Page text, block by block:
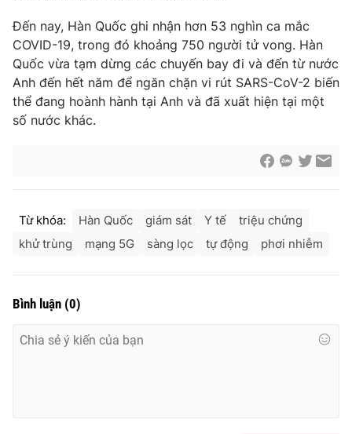
Chuyên mục khác
Emagazine Podcast
Photo Infographic
VTV Sức khoẻ Bất động sản
VTV4
Đến nay, Hàn Quốc ghi nhận hơn 53 nghìn ca mắc
COVID-19, trong đó khoảng 750 người tử vong. Hàn
Quốc vừa tạm dừng các chuyến bay đi và đến từ nước
Anh đến hết năm để ngăn chặn vi rút SARS-CoV-2 biến
thể đang hoành hành tại Anh và đã xuất hiện tại một
số nước khác.
Từ khóa: Hàn Quốc giám sát Y tế
triệu chứng
khử trùng
mạng 5G sàng lọc tự động phơi nhiễm
Bình luận (0)